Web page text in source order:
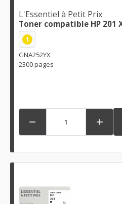
L'Essentiel à Petit Prix
Toner compatible HP 201
1
GNA252YX
2300 pages
 